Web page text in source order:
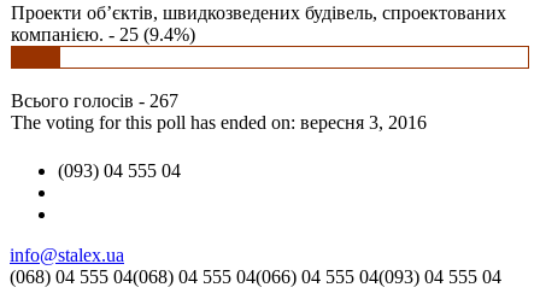
Проекти об’єктів, швидкозведених будівель, спроектованих
компанією. - 25 (9.4%)
Всього голосів - 267
The voting for this poll has ended on: вересня 3, 2016
(093) 04 555 04
info@stalex.ua
(068) 04 555 04(068) 04 555 04(066) 04 555 04(093) 04 555 04